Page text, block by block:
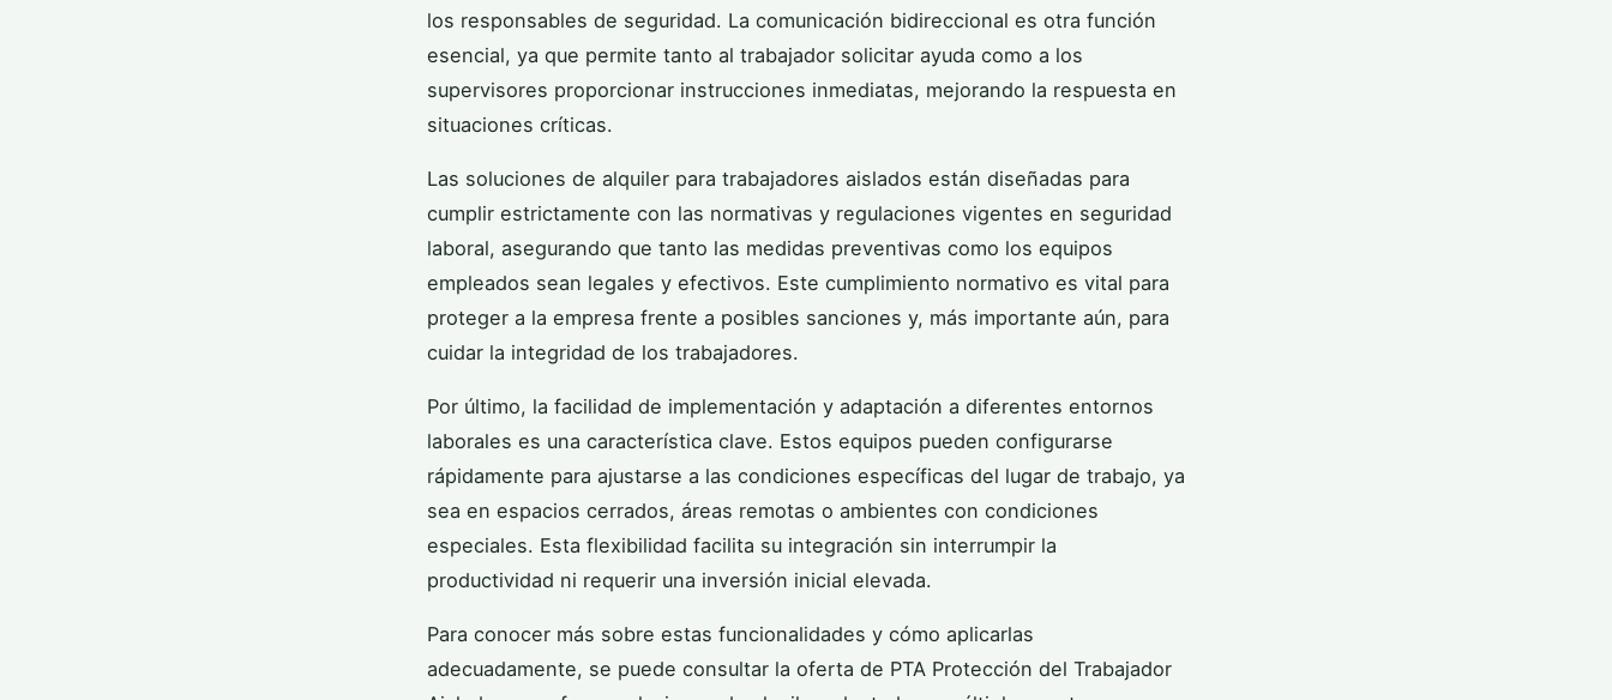
los responsables de seguridad. La comunicación bidireccional es otra función
esencial, ya que permite tanto al trabajador solicitar ayuda como a los
supervisores proporcionar instrucciones inmediatas, mejorando la respuesta en
situaciones críticas.
Las soluciones de alquiler para trabajadores aislados están diseñadas para
cumplir estrictamente con las normativas y regulaciones vigentes en seguridad
laboral, asegurando que tanto las medidas preventivas como los equipos
empleados sean legales y efectivos. Este cumplimiento normativo es vital para
proteger a la empresa frente a posibles sanciones y, más importante aún, para
cuidar la integridad de los trabajadores.
Por último, la facilidad de implementación y adaptación a diferentes entornos
laborales es una característica clave. Estos equipos pueden configurarse
rápidamente para ajustarse a las condiciones específicas del lugar de trabajo, ya
sea en espacios cerrados, áreas remotas o ambientes con condiciones
especiales. Esta flexibilidad facilita su integración sin interrumpir la
productividad ni requerir una inversión inicial elevada.
Para conocer más sobre estas funcionalidades y cómo aplicarlas
adecuadamente, se puede consultar la oferta de PTA Protección del Trabajador